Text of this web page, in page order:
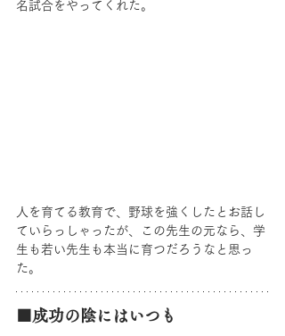
名試合をやってくれた。
人を育てる教育で、野球を強くしたとお話し
ていらっしゃったが、この先生の元なら、学
生も若い先生も本当に育つだろうなと思っ
た。
■成功の陰にはいつも